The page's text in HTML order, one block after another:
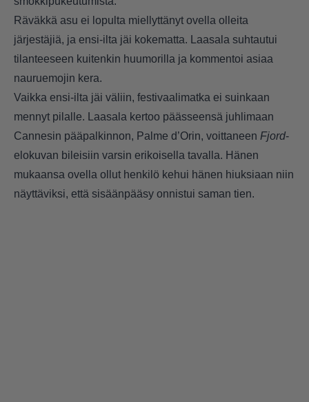
Räväkkä asu ei lopulta miellyttänyt ovella olleita
järjestäjiä, ja ensi-ilta jäi kokematta. Laasala suhtautui
tilanteeseen kuitenkin huumorilla ja kommentoi asiaa
nauruemojin kera.
Vaikka ensi-ilta jäi väliin, festivaalimatka ei suinkaan
mennyt pilalle. Laasala kertoo päässeensä juhlimaan
Cannesin pääpalkinnon, Palme d’Orin, voittaneen Fjord-
elokuvan bileisiin varsin erikoisella tavalla. Hänen
mukaansa ovella ollut henkilö kehui hänen hiuksiaan niin
näyttäviksi, että sisäänpääsy onnistui saman tien.